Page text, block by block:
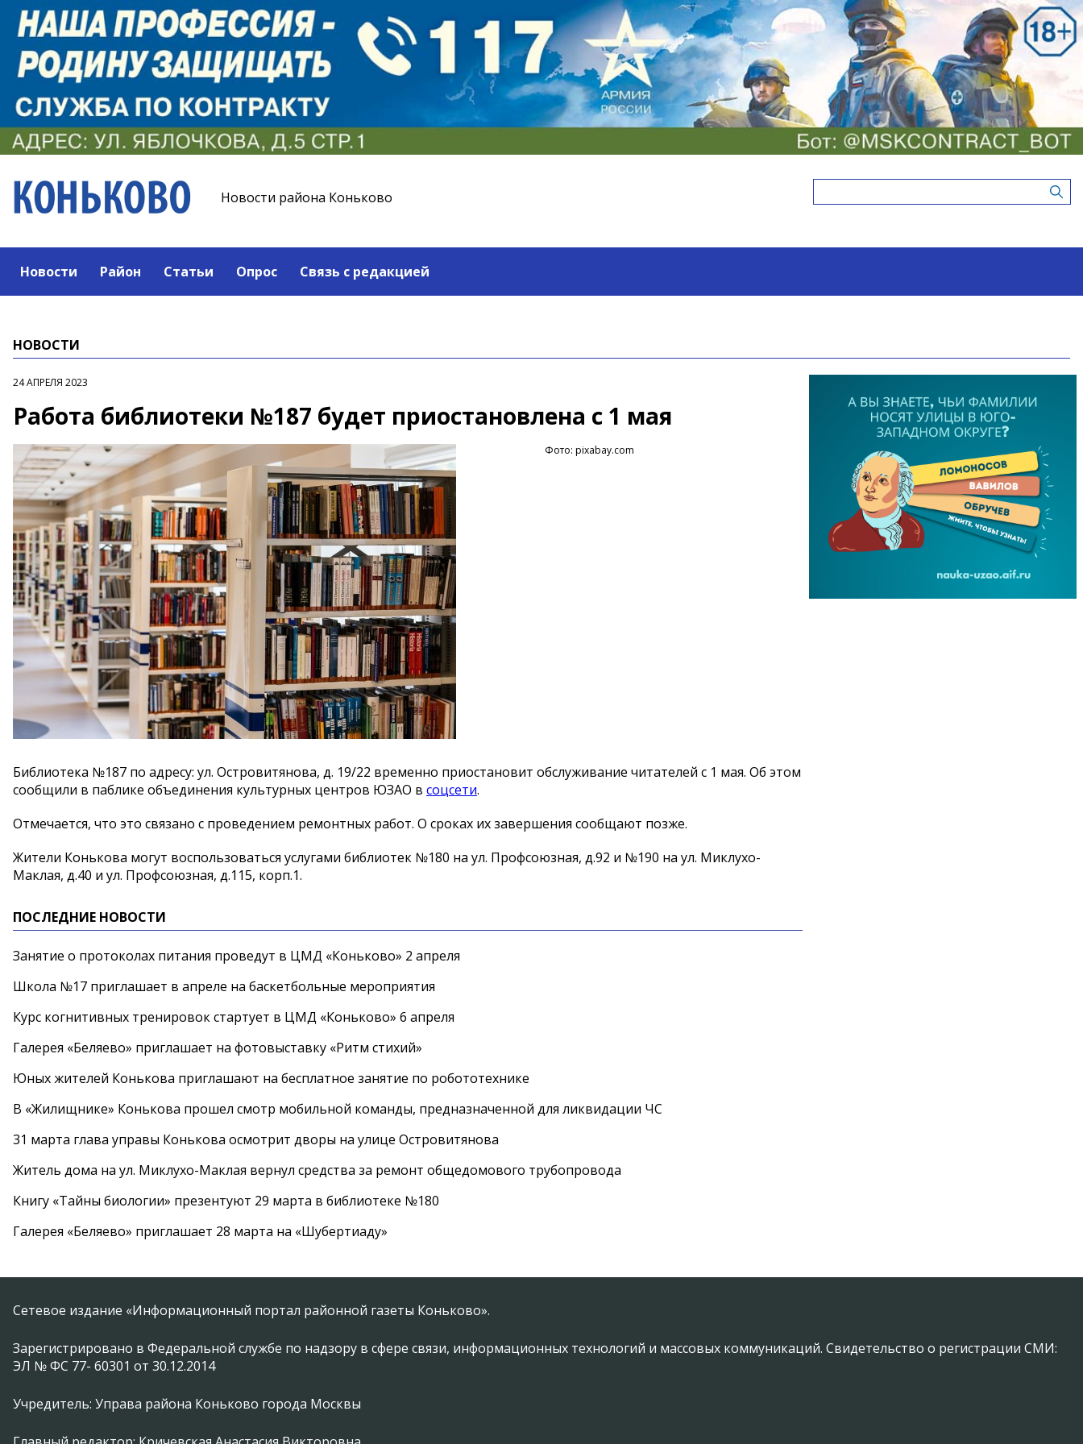
Новости района Коньково
Новости Район Статьи Опрос Связь с редакцией
НОВОСТИ
24 АПРЕЛЯ 2023
Работа библиотеки №187 будет приостановлена с 1 мая
Фото: pixabay.com
Библиотека №187 по адресу: ул. Островитянова, д. 19/22 временно приостановит обслуживание читателей с 1 мая. Об этом
сообщили в паблике объединения культурных центров ЮЗАО в соцсети.
Отмечается, что это связано с проведением ремонтных работ. О сроках их завершения сообщают позже.
Жители Конькова могут воспользоваться услугами библиотек №180 на ул. Профсоюзная, д.92 и №190 на ул. Миклухо-
Маклая, д.40 и ул. Профсоюзная, д.115, корп.1.
ПОСЛЕДНИЕ НОВОСТИ
Занятие о протоколах питания проведут в ЦМД «Коньково» 2 апреля
Школа №17 приглашает в апреле на баскетбольные мероприятия
Курс когнитивных тренировок стартует в ЦМД «Коньково» 6 апреля
Галерея «Беляево» приглашает на фотовыставку «Ритм стихий»
Юных жителей Конькова приглашают на бесплатное занятие по робототехнике
В «Жилищнике» Конькова прошел смотр мобильной команды, предназначенной для ликвидации ЧС
31 марта глава управы Конькова осмотрит дворы на улице Островитянова
Житель дома на ул. Миклухо-Маклая вернул средства за ремонт общедомового трубопровода
Книгу «Тайны биологии» презентуют 29 марта в библиотеке №180
Галерея «Беляево» приглашает 28 марта на «Шубертиаду»
Сетевое издание «Информационный портал районной газеты Коньково».
Зарегистрировано в Федеральной службе по надзору в сфере связи, информационных технологий и массовых коммуникаций. Свидетельство о регистрации СМИ:
ЭЛ № ФС 77- 60301 от 30.12.2014
Учредитель: Управа района Коньково города Москвы